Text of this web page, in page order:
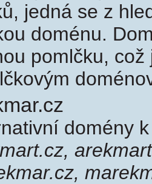
jedná se z
doménu.
pomlčku,
domény